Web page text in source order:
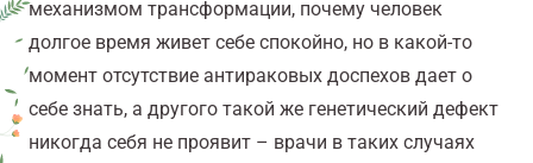
механизмом трансформации, почему человек
долгое время живет себе спокойно, но в какой-то
момент отсутствие антираковых доспехов дает о
себе знать, а другого такой же генетический дефект
никогда себя не проявит – врачи в таких случаях